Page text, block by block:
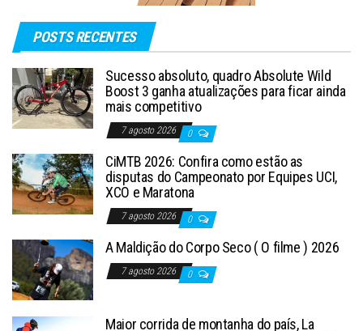
POSTS RECENTES
Sucesso absoluto, quadro Absolute Wild
Boost 3 ganha atualizações para ficar ainda
mais competitivo
7 agosto 2026 0
CiMTB 2026: Confira como estão as
disputas do Campeonato por Equipes UCI,
XCO e Maratona
7 agosto 2026 0
A Maldição do Corpo Seco ( O filme ) 2026
7 agosto 2026 0
Maior corrida de montanha do país, La